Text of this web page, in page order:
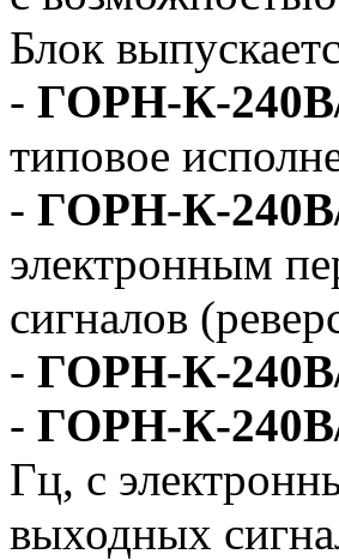
Блок
- ГОРН-К-
типовое
- ГОРН-К-
электронным
сигналов
- ГОРН-К-
- ГОРН-К-
Гц, с
выходных